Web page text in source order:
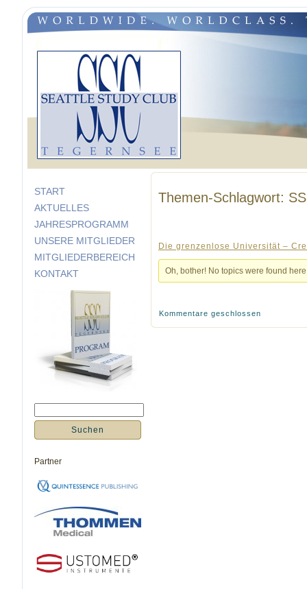
START
AKTUELLES
JAHRESPROGRAMM
UNSERE MITGLIEDER
MITGLIEDERBEREICH
KONTAKT
Partner
Themen-Schlagwort:
Die grenzenlose Universität –
Oh, bother! No topics were found
Kommentare geschlossen